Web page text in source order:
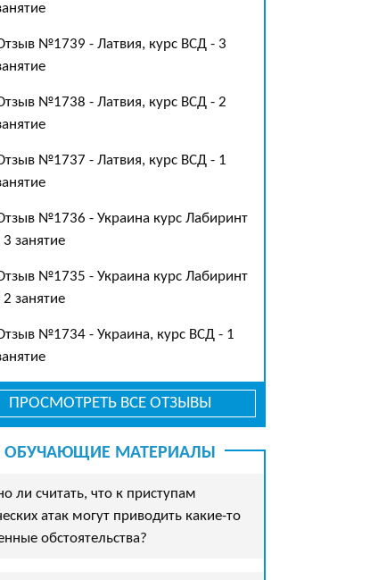
№1739 - Латвия, курс ВСД - 3
№1738 - Латвия, курс ВСД - 2
№1737 - Латвия, курс ВСД - 1
№1736 - Украина курс Лабиринт
3 занятие
№1735 - Украина курс Лабиринт
2 занятие
№1734 - Украина, курс ВСД - 1
ПРОСМОТРЕТЬ ВСЕ ОТЗЫВЫ
ОБУЧАЮЩИЕ МАТЕРИАЛЫ
ли считать, что к приступам
атак могут приводить какие-то
обстоятельства?